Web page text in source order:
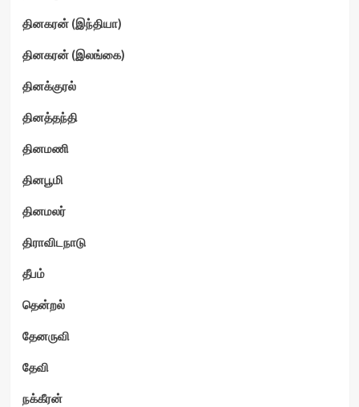
தினகரன் (இந்தியா)
தினகரன் (இலங்கை)
தினக்குரல்
தினத்தந்தி
தினமணி
தினபூமி
தினமலர்
திராவிடநாடு
தீபம்
தென்றல்
தேனருவி
தேவி
நக்கீரன்